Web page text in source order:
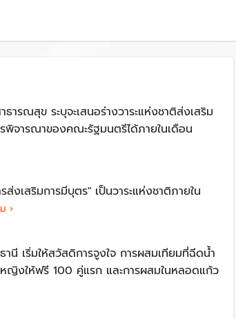
เกิดไม่ต่ำกว่าปีละ 1,000,000 คน
ลือ 485,085 คน
ากถึง 550,042 คน (มากกว่าจำนวนการเกิด
Fertility Rate : TFR ที่ลดต่ำกว่าระดับทดแทน
มีอัตราเจริญพันธุ์รวมต่ำกว่าระดับทดแทน มีเพียง
ศาสตราจารย์เชี่ยวชาญด้านประชากรศาสตร์ เผ
รลดลงมากโดยเฉพาะคนวัยทำงาน ส่งผลให้ภาค
วงอายุ 15-64 ปี) จะลดลงจาก 46 ล้านคน เหลือเพี
ายุ 0-14 ปี) จะลดลงจาก 10 ล้านคน เหลือเพียง 1 ล้
นไป) เพิ่มขึ้นจาก 8 ล้านคน ไปเป็น 18 ล้านคน หรื
คนวัยทำงานลดลงมาก ภาครัฐก็จะไม่สามารถจัดเก็
ทยอยากมีลูก
ารณสุข ระบุจะเสนอร่างวาระแห่งชาติส่งเสริม
รพิจารณาของคณะรัฐมนตรีได้ภายในเดือน
ส่งเสริมการมีบุตร" เป็นวาระแห่งชาติภายใน
›
นี เริ่มให้สวัสดิการจูงใจ การผสมเทียมที่ฉีดน้ำ
หญิงให้ฟรี 100 คู่แรก และการผสมในหลอดแก้ว